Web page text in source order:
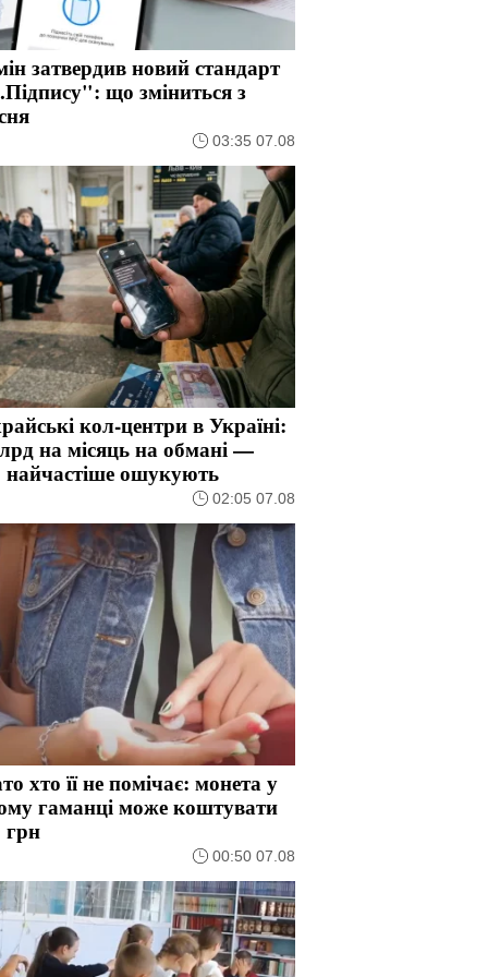
затвердив новий стандарт
що зміниться з
03:35 07.08
кол-центри в Україні:
на місяць на обмані —
найчастіше ошукують
02:05 07.08
хто її не помічає: монета у
гаманці може коштувати
грн
00:50 07.08